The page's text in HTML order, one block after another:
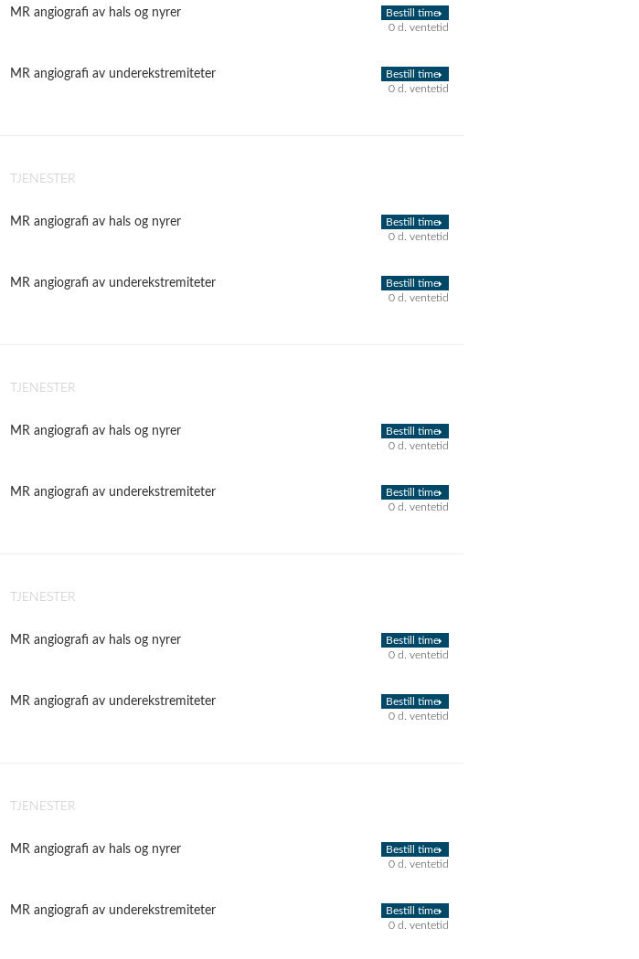
MR angiografi av hals og nyrer
Bestill time
0 d. ventetid
MR angiografi av underekstremiteter
Bestill time
0 d. ventetid
TJENESTER
MR angiografi av hals og nyrer
Bestill time
0 d. ventetid
MR angiografi av underekstremiteter
Bestill time
0 d. ventetid
TJENESTER
MR angiografi av hals og nyrer
Bestill time
0 d. ventetid
MR angiografi av underekstremiteter
Bestill time
0 d. ventetid
TJENESTER
MR angiografi av hals og nyrer
Bestill time
0 d. ventetid
MR angiografi av underekstremiteter
Bestill time
0 d. ventetid
TJENESTER
MR angiografi av hals og nyrer
Bestill time
0 d. ventetid
MR angiografi av underekstremiteter
Bestill time
0 d. ventetid